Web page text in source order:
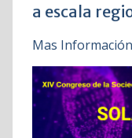
a escala
Mas Información